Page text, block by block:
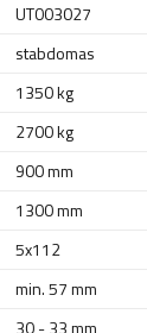
UT003027
stabdomas
1350 kg
2700 kg
900 mm
1300 mm
5x112
min. 57 mm
30 - 33 mm